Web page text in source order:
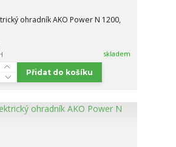
ohradník AKO Power N 1200,
skladem
Přidat do košíku